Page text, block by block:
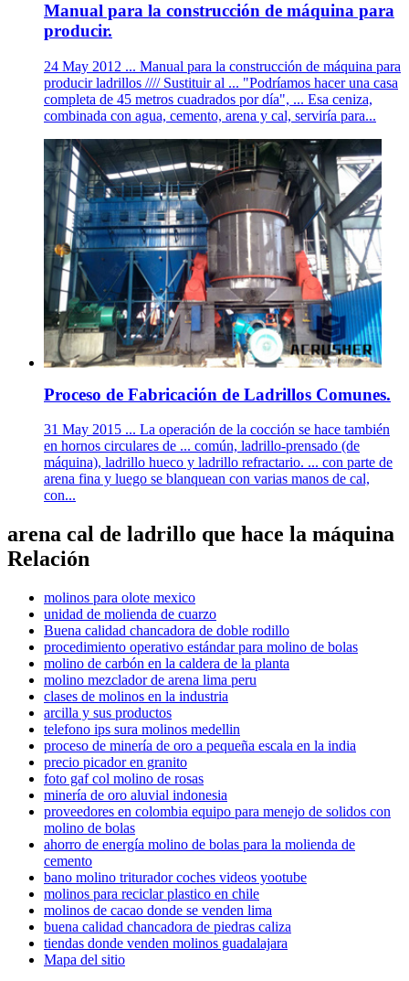
Manual para la construcción de máquina para
producir.
24 May 2012 ... Manual para la construcción de máquina para
producir ladrillos //// Sustituir al ... "Podríamos hacer una casa
completa de 45 metros cuadrados por día", ... Esa ceniza,
combinada con agua, cemento, arena y cal, serviría para...
Proceso de Fabricación de Ladrillos Comunes.
31 May 2015 ... La operación de la cocción se hace también
en hornos circulares de ... común, ladrillo-prensado (de
máquina), ladrillo hueco y ladrillo refractario. ... con parte de
arena fina y luego se blanquean con varias manos de cal,
con...
arena cal de ladrillo que hace la máquina
Relación
molinos para olote mexico
unidad de molienda de cuarzo
Buena calidad chancadora de doble rodillo
procedimiento operativo estándar para molino de bolas
molino de carbón en la caldera de la planta
molino mezclador de arena lima peru
clases de molinos en la industria
arcilla y sus productos
telefono ips sura molinos medellin
proceso de minería de oro a pequeña escala en la india
precio picador en granito
foto gaf col molino de rosas
minería de oro aluvial indonesia
proveedores en colombia equipo para menejo de solidos con
molino de bolas
ahorro de energía molino de bolas para la molienda de
cemento
bano molino triturador coches videos yootube
molinos para reciclar plastico en chile
molinos de cacao donde se venden lima
buena calidad chancadora de piedras caliza
tiendas donde venden molinos guadalajara
Mapa del sitio